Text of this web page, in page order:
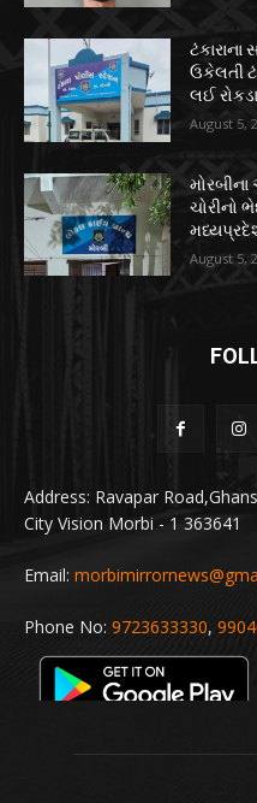
ટંકારાના
ઉકેલતી
લઈ
August 5,
ચોરીનો
August 5,
Address: Ravapar
City Vision Morbi - 1 363641
Email:
Phone No: 9723633330,